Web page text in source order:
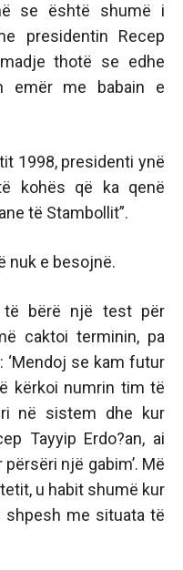
se është shumë i
presidentin Recep
thotë se edhe
emër me babain e
1998, presidenti ynë
kohës që ka qenë
të Stambollit”.
nuk e besojnë.
të bërë një test për
caktoi terminin, pa
se kam futur
kërkoi numrin tim të
në sistem dhe kur
Tayyip Erdo?an, ai
një gabim’. Më
u habit shumë kur
shpesh me situata të